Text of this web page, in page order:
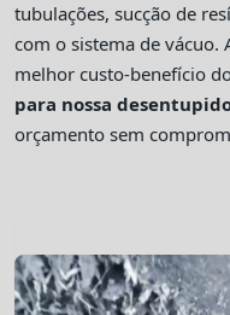
tubulações, sucção de
com o sistema de vácuo.
melhor custo-benefício
para nossa
orçamento sem